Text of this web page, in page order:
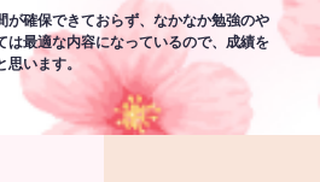
が確保できておらず、なかなか勉強のや
は最適な内容になっているので、成績を
います。